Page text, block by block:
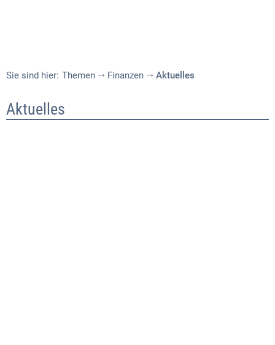
Sie sind hier: Themen Finanzen Aktuelles
Aktuelles
Aktuelles